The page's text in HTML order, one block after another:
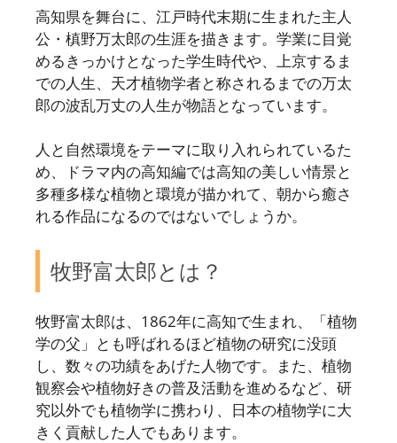
高知県を舞台に、江戸時代末期に生まれた主人
公・槙野万太郎の生涯を描きます。学業に目覚
めるきっかけとなった学生時代や、上京するま
での人生、天才植物学者と称されるまでの万太
郎の波乱万丈の人生が物語となっています。
人と自然環境をテーマに取り入れられているた
め、ドラマ内の高知編では高知の美しい情景と
多種多様な植物と環境が描かれて、朝から癒さ
れる作品になるのではないでしょうか。
牧野富太郎とは？
牧野富太郎は、1862年に高知で生まれ、「植物
学の父」とも呼ばれるほど植物の研究に没頭
し、数々の功績をあげた人物です。また、植物
観察会や植物好きの普及活動を進めるなど、研
究以外でも植物学に携わり、日本の植物学に大
きく貢献した人でもあります。